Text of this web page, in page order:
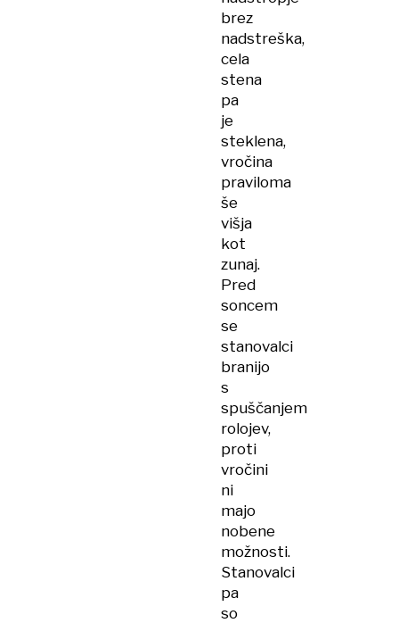
brez
nadstreška,
cela
stena
pa
je
steklena,
vročina
praviloma
še
višja
kot
zunaj.
Pred
soncem
se
stanovalci
branijo
s
spuščanjem
rolojev,
proti
vročini
ni
majo
nobene
možnosti.
Stanovalci
pa
so